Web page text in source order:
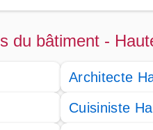
du bâtiment -
Architecte
Cuisiniste